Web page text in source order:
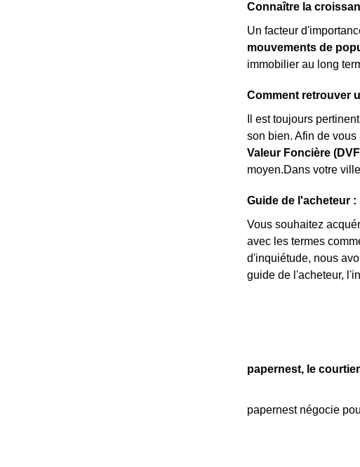
Connaître la
Un facteur
mouvements de
immobilier au long
Comment retrouver
Il est toujours
son bien. Afin de
Valeur Foncière
moyen.Dans votre
Guide de l'acheteur
Vous souhaitez
avec les termes
d'inquiétude, nous
guide de l'acheteur,
papernest, le
papernest négocie